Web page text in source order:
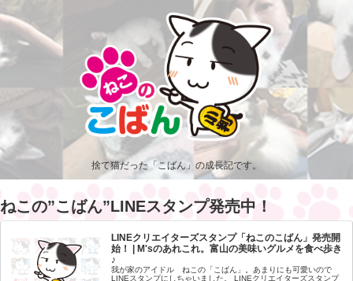
捨て猫だった「こばん」の成長記です。
ねこの”こばん”LINEスタンプ発売中！
LINEクリエイターズスタンプ「ねこのこばん」発売開
始！ | M'sのあれこれ。富山の美味いグルメを食べ歩き
♪
我が家のアイドル ねこの「こばん」。あまりにも可愛いので
LINEスタンプにしちゃいました。 LINEクリエイターズスタンプ